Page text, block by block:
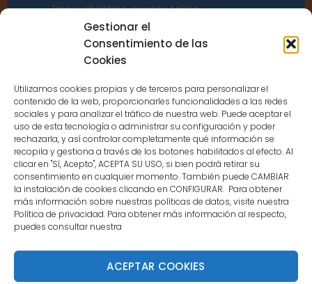
Gestionar el
Consentimiento de las
Cookies
Utilizamos cookies propias y de terceros para personalizar el
contenido de la web, proporcionarles funcionalidades a las redes
sociales y para analizar el tráfico de nuestra web. Puede aceptar el
uso de esta tecnología o administrar su configuración y poder
rechazarla, y así controlar completamente qué información se
recopila y gestiona a través de los botones habilitados al efecto. Al
clicar en "Sí, Acepto", ACEPTA SU USO, si bien podrá retirar su
consentimiento en cualquier momento. También puede CAMBIAR
la instalación de cookies clicando en CONFIGURAR. Para obtener
más información sobre nuestras políticas de datos, visite nuestra
Política de privacidad. Para obtener más información al respecto,
puedes consultar nuestra
ACEPTAR COOKIES
Error validating access token:
Sessions for the user are not allowed
because the user is not a confirmed
CONTACTO
MENÚ PRINCIPAL
MI CUENTA
DOCUMENTACIÓN